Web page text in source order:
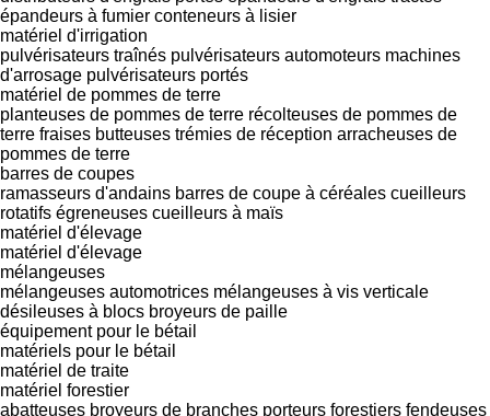
épandeurs à fumier conteneurs à lisier
matériel d'irrigation
pulvérisateurs traînés pulvérisateurs automoteurs machines
d'arrosage pulvérisateurs portés
matériel de pommes de terre
planteuses de pommes de terre récolteuses de pommes de
terre fraises butteuses trémies de réception arracheuses de
pommes de terre
barres de coupes
ramasseurs d'andains barres de coupe à céréales cueilleurs
rotatifs égreneuses cueilleurs à maïs
matériel d'élevage
matériel d'élevage
mélangeuses
mélangeuses automotrices mélangeuses à vis verticale
désileuses à blocs broyeurs de paille
équipement pour le bétail
matériels pour le bétail
matériel de traite
matériel forestier
abatteuses broyeurs de branches porteurs forestiers fendeuses